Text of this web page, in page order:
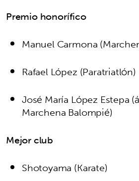
Premio honorífico
Manuel Carmona
Rafael López (Paratriatlón)
José María López Estepa
Marchena Balompié)
Mejor club
Shotoyama (Karate)